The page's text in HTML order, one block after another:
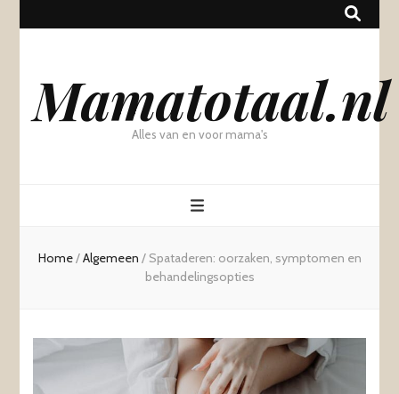
Mamatotaal.nl
Alles van en voor mama's
Home/Algemeen / Spataderen: oorzaken, symptomen en
behandelingsopties